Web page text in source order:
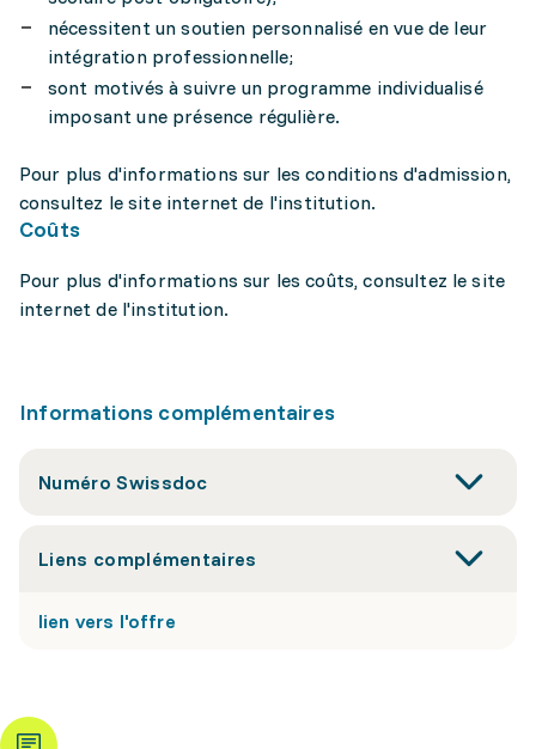
nécessitent un soutien personnalisé en vue de leur
intégration professionnelle;
sont motivés à suivre un programme individualisé
imposant une présence régulière.
Pour plus d'informations sur les conditions d'admission,
consultez le site internet de l'institution.
Coûts
Pour plus d'informations sur les coûts, consultez le site
internet de l'institution.
Informations complémentaires
Numéro Swissdoc
Liens complémentaires
lien vers l'offre